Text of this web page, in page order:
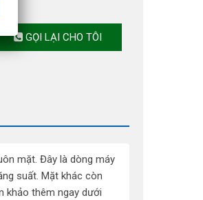
GỌI LẠI CHO TÔI
mặt. Đây là dòng máy
suất. Mặt khác còn
khảo thêm ngay dưới